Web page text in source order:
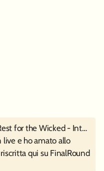
Wicked - Intervista a Moon Studios
live e ho amato allo
qui su FinalRound